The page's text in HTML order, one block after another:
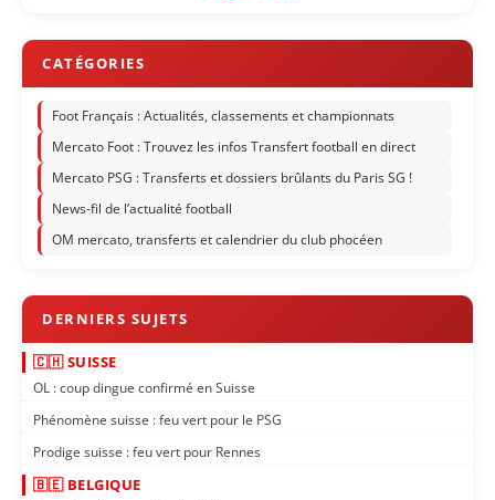
Foot Français : Actualités, classements et championnats
Mercato Foot : Trouvez les infos Transfert football en direct
Mercato PSG : Transferts et dossiers brûlants du Paris SG !
News-fil de l’actualité football
OM mercato, transferts et calendrier du club phocéen
🇨🇭 SUISSE
OL : coup dingue confirmé en Suisse
Phénomène suisse : feu vert pour le PSG
Prodige suisse : feu vert pour Rennes
🇧🇪 BELGIQUE